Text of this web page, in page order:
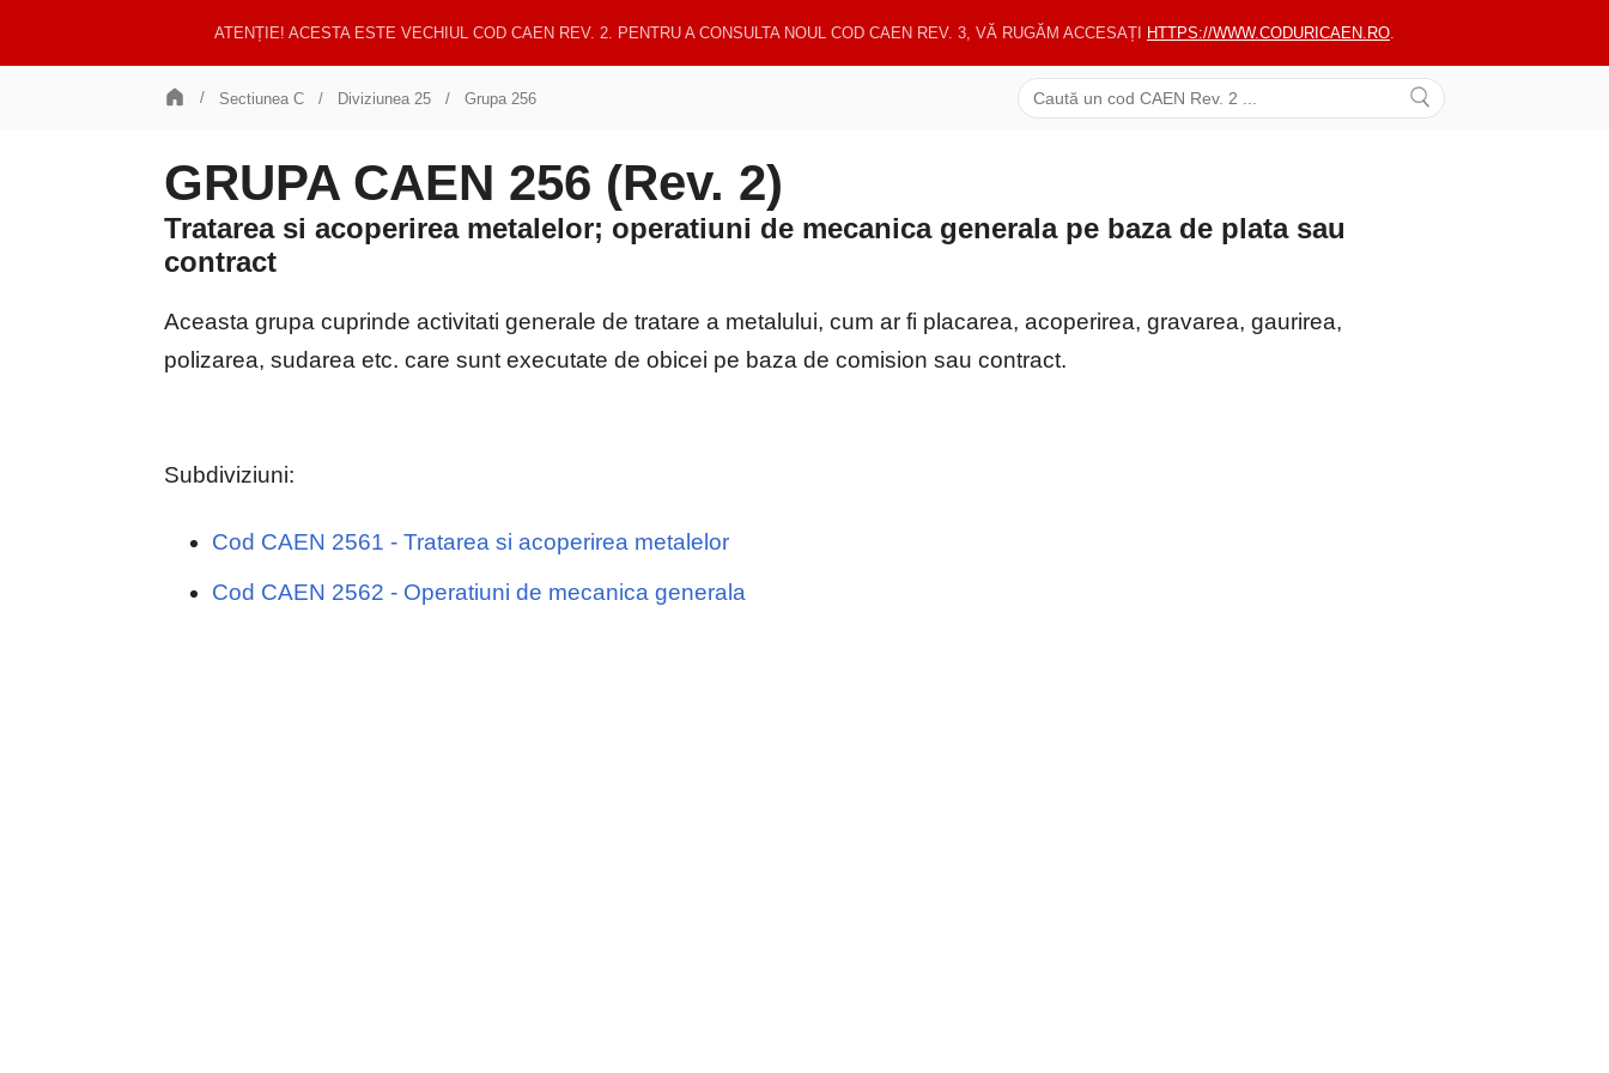
ATENȚIE! ACESTA ESTE VECHIUL COD CAEN REV. 2. PENTRU A CONSULTA NOUL COD CAEN REV. 3, VĂ RUGĂM ACCESAȚI HTTPS://WWW.CODURICAEN.RO.
Sectiunea C Diviziunea 25 Grupa 256
GRUPA CAEN 256 (Rev. 2)
Tratarea si acoperirea metalelor; operatiuni de mecanica generala pe baza de plata sau
contract
Aceasta grupa cuprinde activitati generale de tratare a metalului, cum ar fi placarea, acoperirea, gravarea, gaurirea,
polizarea, sudarea etc. care sunt executate de obicei pe baza de comision sau contract.
Subdiviziuni:
Cod CAEN 2561 - Tratarea si acoperirea metalelor
Cod CAEN 2562 - Operatiuni de mecanica generala